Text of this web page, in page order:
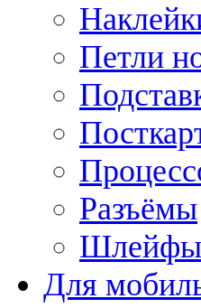
Петли
Разъёмы
Шлейфы
Для